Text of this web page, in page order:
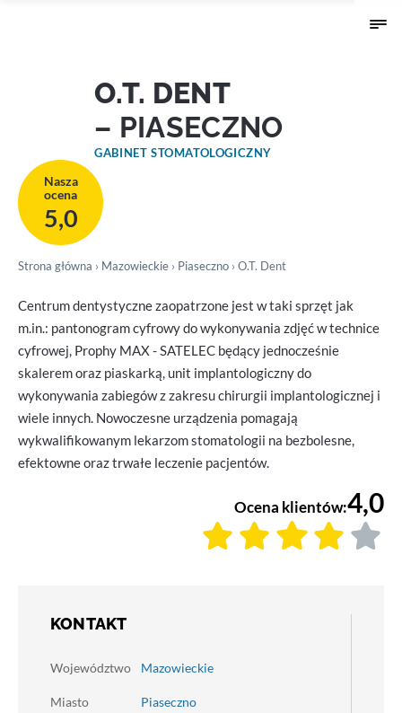
O.T. DENT
– PIASECZNO
GABINET STOMATOLOGICZNY
Nasza
ocena
5,0
Strona główna › Mazowieckie › Piaseczno › O.T. Dent
Centrum dentystyczne zaopatrzone jest w taki sprzęt jak
m.in.: pantonogram cyfrowy do wykonywania zdjęć w technice
cyfrowej, Prophy MAX - SATELEC będący jednocześnie
skalerem oraz piaskarką, unit implantologiczny do
wykonywania zabiegów z zakresu chirurgii implantologicznej i
wiele innych. Nowoczesne urządzenia pomagają
wykwalifikowanym lekarzom stomatologii na bezbolesne,
efektowne oraz trwałe leczenie pacjentów.
Ocena klientów:4,0
KONTAKT
Województwo Mazowieckie
Miasto
Piaseczno